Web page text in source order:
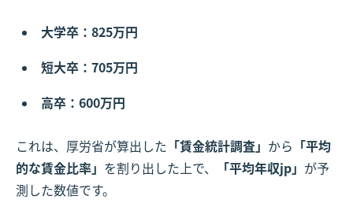
大学卒：825万円
短大卒：705万円
高卒：600万円
これは、厚労省が算出した 「賃金統計調査」 から 「平均
的な賃金比率」 を割り出した上で、 「平均年収jp」 が予
測した数値です。